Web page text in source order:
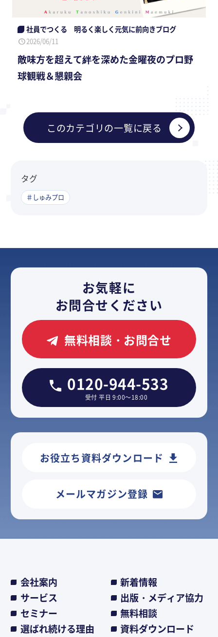
社員でつくる 明るく楽しく元気に前向きブログ
2026/06/11
敵味方を超えて絆を深めた金曜夜のプロ野
球観戦＆懇親会
このカテゴリの一覧に戻る
タグ
＃しゅみプロ
お気軽に
お問合せください
無料相談・お問合せ
0120-944-533
受付 平日 9:00～18:00
お役立ち資料ダウンロード
メールマガジン登録
会社案内
新着情報
サービス
出版・メディア協力
セミナー
無料相談
選ばれ続ける理由
資料ダウンロード